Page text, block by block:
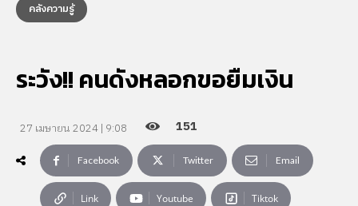
คลังความรู้
ระวัง!! คนดังหลอกขอยืมเงิน
27 เมษายน 2024 | 9:08 151
Facebook Twitter Email
Link Youtube Tiktok